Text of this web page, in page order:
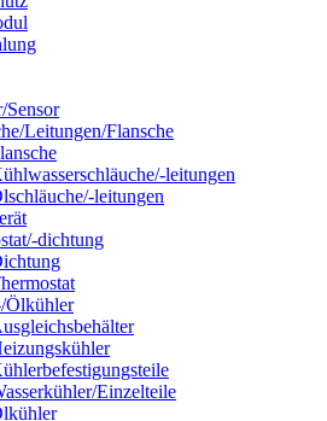
Sensor
Leitungen/Flansche
leitungen
leitungen
dichtung
Ölkühler
Einzelteile